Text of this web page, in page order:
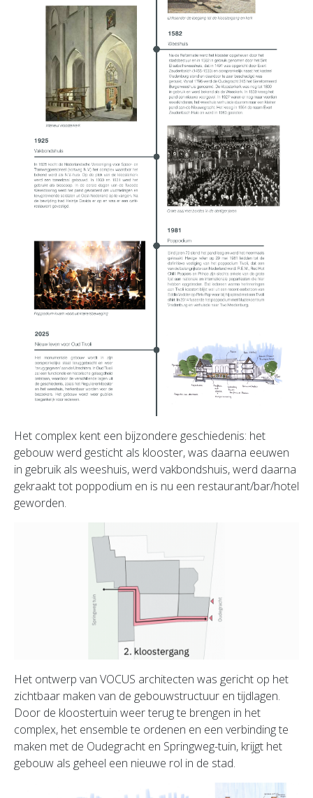
Het complex kent een bijzondere geschiedenis: het
gebouw werd gesticht als klooster, was daarna eeuwen
in gebruik als weeshuis, werd vakbondshuis, werd daarna
gekraakt tot poppodium en is nu een restaurant/bar/hotel
geworden.
Het ontwerp van VOCUS architecten was gericht op het
zichtbaar maken van de gebouwstructuur en tijdlagen.
Door de kloostertuin weer terug te brengen in het
complex, het ensemble te ordenen en een verbinding te
maken met de Oudegracht en Springweg-tuin, krijgt het
gebouw als geheel een nieuwe rol in de stad.